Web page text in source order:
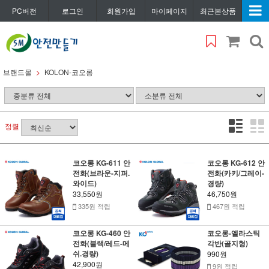
PC버전 로그인 회원가입 마이페이지 최근본상품
브랜드몰 KOLON-코오롱
정렬
코오롱 KG-611 안
전화(브라운-지퍼.
와이드)
33,550원
335원 적립
코오롱 KG-612 안
전화(카키/그레이-
경량)
46,750원
467원 적립
코오롱 KG-460 안
전화(블랙/레드-메
쉬.경량)
42,900원
코오롱-엘라스틱
각반(골지형)
990원
9원 적립